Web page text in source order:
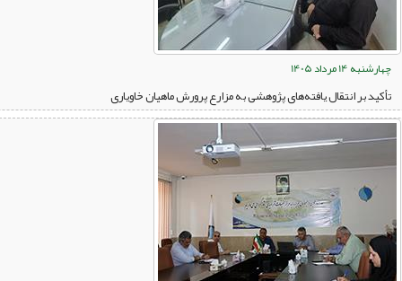
چهارشنبه 14 مرداد 1405
تأکید بر انتقال یافته‌های پژوهشی به مزارع پرورش ماهیان خاویاری